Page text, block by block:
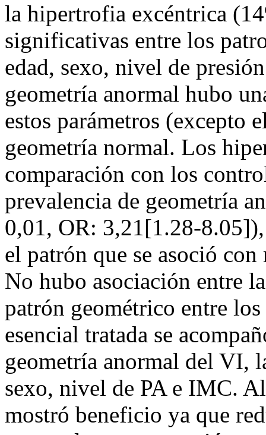
la hipertrofia excéntrica
significativas entre los
edad, sexo, nivel de
geometría anormal hubo
estos parámetros (excepto
geometría normal. Los
comparación con los
prevalencia de geometría
0,01, OR: 3,21[1.28-
el patrón que se asoció
No hubo asociación entre
patrón geométrico entre
esencial tratada se
geometría anormal del VI,
sexo, nivel de PA e IMC.
mostró beneficio ya que